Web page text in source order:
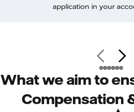
application in your
What we aim to
Compensation